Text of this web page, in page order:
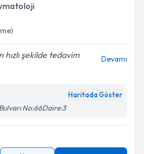
hızlı şekilde tedavim
Devamı
Haritada Göster
No:66Daire:3